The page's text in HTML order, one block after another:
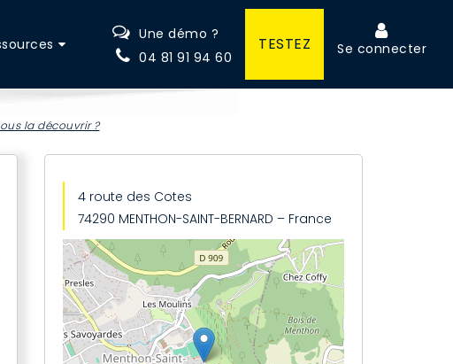
Une démo ?
04 81 91 94 60
TESTEZ Se connecter
la découvrir ?
4 route des Cotes
74290 MENTHON-SAINT-BERNARD – France